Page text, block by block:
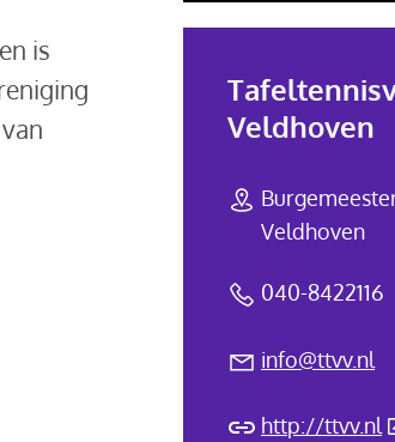
is
Veldhoven
Veldhoven
040-8422116
info@ttvv.nl
http://ttvv.nl